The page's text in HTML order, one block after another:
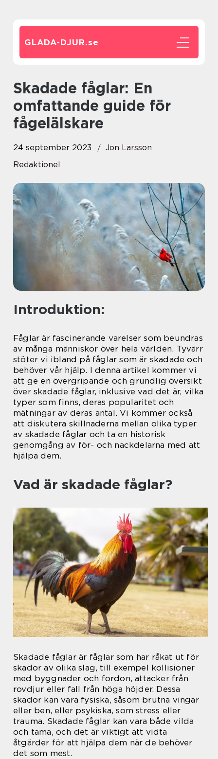
GLADA-DJUR.se
Skadade fåglar: En
omfattande guide för
fågelälskare
24 september 2023
Jon Larsson
Redaktionel
Introduktion:
Fåglar är fascinerande varelser som beundras
av många människor över hela världen. Tyvärr
stöter vi ibland på fåglar som är skadade och
behöver vår hjälp. I denna artikel kommer vi
att ge en övergripande och grundlig översikt
över skadade fåglar, inklusive vad det är, vilka
typer som finns, deras popularitet och
mätningar av deras antal. Vi kommer också
att diskutera skillnaderna mellan olika typer
av skadade fåglar och ta en historisk
genomgång av för- och nackdelarna med att
hjälpa dem.
Vad är skadade fåglar?
Skadade fåglar är fåglar som har råkat ut för
skador av olika slag, till exempel kollisioner
med byggnader och fordon, attacker från
rovdjur eller fall från höga höjder. Dessa
skador kan vara fysiska, såsom brutna vingar
eller ben, eller psykiska, som stress eller
trauma. Skadade fåglar kan vara både vilda
och tama, och det är viktigt att vidta
åtgärder för att hjälpa dem när de behöver
det som mest.